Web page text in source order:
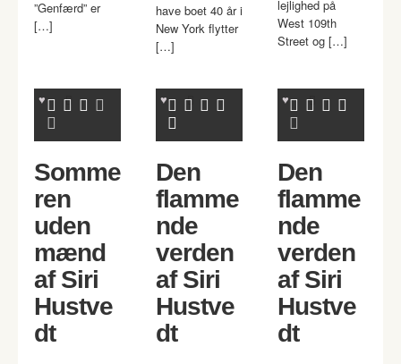
”Genfærd” er
[…]
have boet 40 år i
New York flytter
[…]
lejlighed på
West 109th
Street og […]
Somme
ren
uden
mænd
af Siri
Hustve
dt
Den
flamme
nde
verden
af Siri
Hustve
dt
Den
flamme
nde
verden
af Siri
Hustve
dt